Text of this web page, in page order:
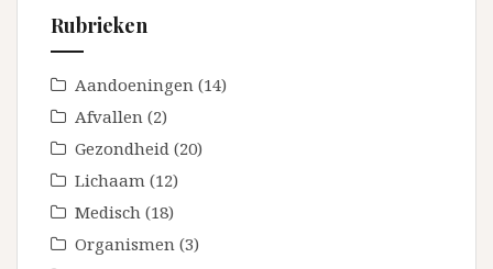
Rubrieken
Aandoeningen (14)
Afvallen (2)
Gezondheid (20)
Lichaam (12)
Medisch (18)
Organismen (3)